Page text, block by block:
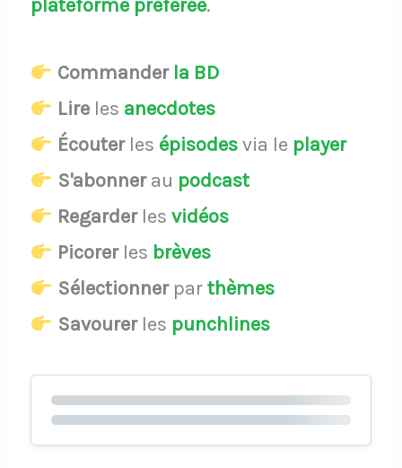
plateforme préférée.
Commander la BD
Lireles anecdotes
Écouterles épisodesvia le player
S'abonnerau podcast
Regarderles vidéos
Picorerles brèves
Sélectionnerparthèmes
Savourerles punchlines